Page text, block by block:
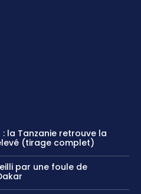
: la Tanzanie retrouve la
(tirage complet)
par une foule de